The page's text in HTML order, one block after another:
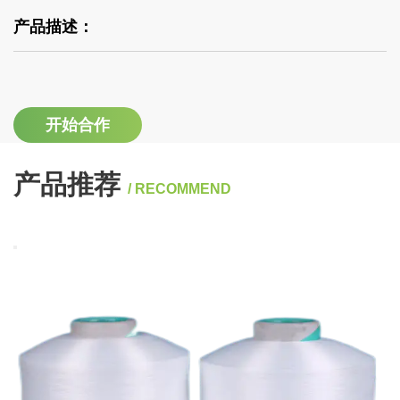
产品描述：
开始合作
产品推荐 / RECOMMEND